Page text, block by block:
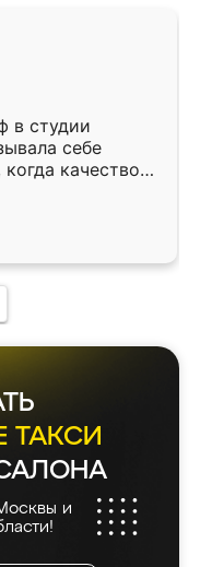
в студии
себе
качеством
уже почти
ТАКСИ
и